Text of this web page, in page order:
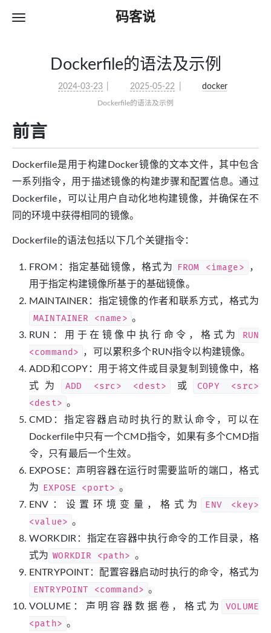
码客说
Dockerfile的语法及示例
2024-03-23 2025-05-22 docker
Dockerfile的语法及示例
前言
Dockerfile是用于构建Docker镜像的文本文件，其中包含
一系列指令，用于描述镜像的构建步骤和配置信息。通过
Dockerfile，可以让用户自动化地构建镜像，并确保在不
同的环境中获得相同的镜像。
Dockerfile的语法包括以下几个关键指令：
FROM：指定基础镜像，格式为 FROM <image>
，
用于指定构建镜像所基于的基础镜像。
MAINTAINER：指定镜像的作者和联系方式，格式为
MAINTAINER <name> 。
RUN：用于在镜像中执行命令，格式为
RUN
<command>
，可以累积多个RUN指令以构建镜像。
ADD和COPY：用于将文件或目录复制到镜像中，格
式为
ADD <src> <dest> 或
COPY <src>
<dest> 。
CMD：指定容器启动时执行的默认命令，可以在
Dockerfile中只有一个CMD指令，如果有多个CMD指
令，只有最后一个生效。
EXPOSE：声明容器在运行时需要监听的端口，格式
为 EXPOSE <port> 。
ENV：设置环境变量，格式为
ENV <key>
<value> 。
WORKDIR：指定在容器中执行命令的工作目录，格
式为 WORKDIR <path> 。
ENTRYPOINT：配置容器启动时执行的命令，格式为
ENTRYPOINT <command> 。
VOLUME：声明容器数据卷，格式为
VOLUME
<path> 。